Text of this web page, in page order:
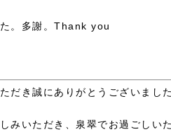
。多謝。Thank you
だき誠にありがとうございました
みいただき、泉翠でお過ごしい